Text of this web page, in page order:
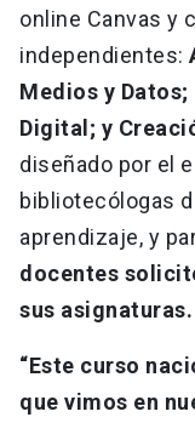
online Canvas y
independientes:
Medios y
Digital; y
diseñado por el
bibliotecólogas
aprendizaje, y
docentes
sus asignaturas.
“Este curso
que vimos en